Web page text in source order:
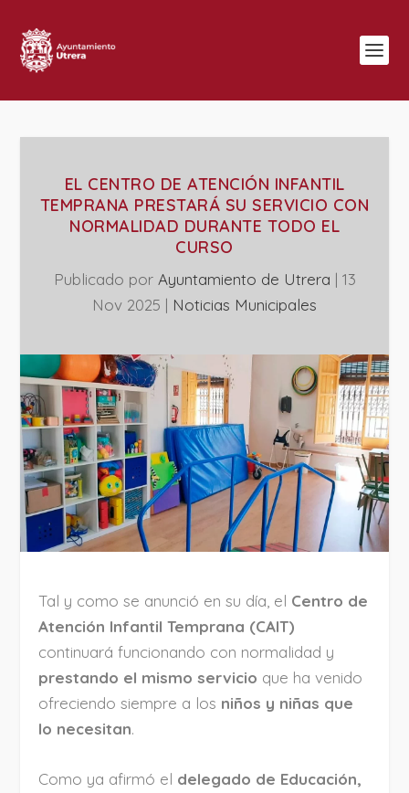
EL CENTRO DE ATENCIÓN INFANTIL
TEMPRANA PRESTARÁ SU SERVICIO CON
NORMALIDAD DURANTE TODO EL
CURSO
Publicado por Ayuntamiento de Utrera | 13
Nov 2025 | ‎Noticias Municipales
Tal y como se anunció en su día, el Centro de
Atención Infantil Temprana (CAIT)
continuará funcionando con normalidad y
prestando el mismo servicio que ha venido
ofreciendo siempre a los niños y niñas que
lo necesitan.
Como ya afirmó el delegado de Educación,